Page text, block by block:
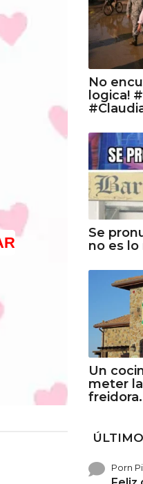
No
logica!
Se
no es lo
Un
meter
freidora.
Porn